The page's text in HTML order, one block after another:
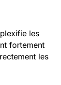
les
fortement
les